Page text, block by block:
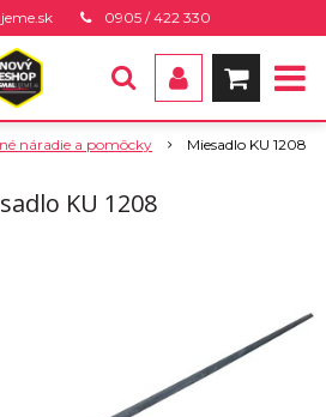
0905 / 422 330
náradie a pomôcky Miesadlo KU 1208
KU 1208